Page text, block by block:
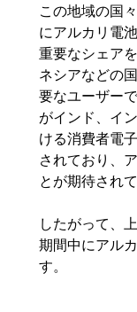
この地域の国
にアルカリ電
重要なシェア
ネシアなどの
要なユーザー
がインド、イ
ける消費者電
されており、
とが期待されて
したがって、
期間中にアル
す。